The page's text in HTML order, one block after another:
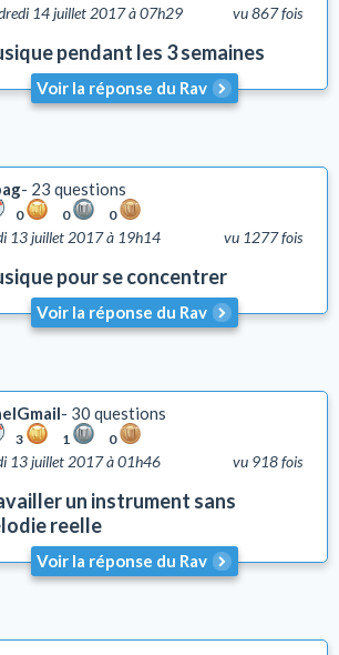
(Kiboud Av Vaèm)
de la circoncision
vu 867 fois
14 juillet 2017 à 07h29
pendant les 3 semaines
Voir la réponse du Rav
23 questions
0 0 0
vu 1277 fois
13 juillet 2017 à 19h14
pour se concentrer
Voir la réponse du Rav
30 questions
3 1 0
vu 918 fois
13 juillet 2017 à 01h46
un instrument sans
reelle
Voir la réponse du Rav